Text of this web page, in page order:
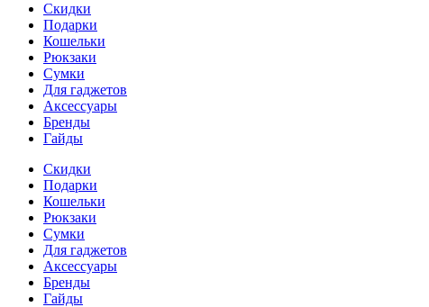
Скидки
Подарки
Кошельки
Рюкзаки
Сумки
Для гаджетов
Аксессуары
Бренды
Гайды
Скидки
Подарки
Кошельки
Рюкзаки
Сумки
Для гаджетов
Аксессуары
Бренды
Гайды